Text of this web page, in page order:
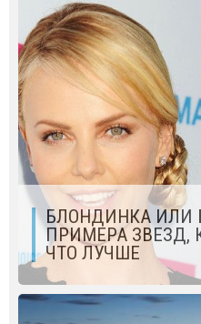
БЛОНДИНКА ИЛИ
ПРИМЕРА ЗВЕЗД,
ЧТО ЛУЧШЕ